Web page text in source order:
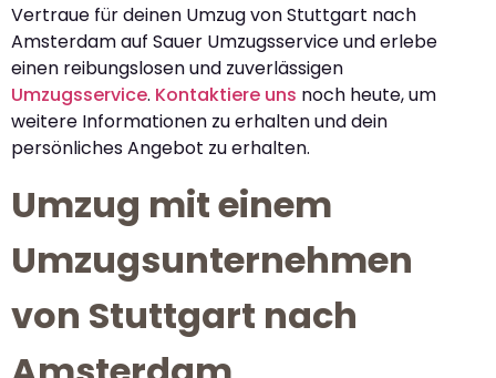
Vertraue für deinen Umzug von Stuttgart nach
Amsterdam auf Sauer Umzugsservice und erlebe
einen reibungslosen und zuverlässigen
Umzugsservice. Kontaktiere uns noch heute, um
weitere Informationen zu erhalten und dein
persönliches Angebot zu erhalten.
Umzug mit einem
Umzugsunternehmen
von Stuttgart nach